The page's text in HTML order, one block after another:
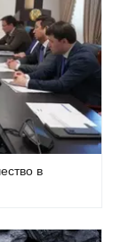
в